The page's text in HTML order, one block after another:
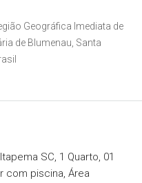
Geográfica Imediata de
de Blumenau, Santa
SC, 1 Quarto, 01
com piscina, Área